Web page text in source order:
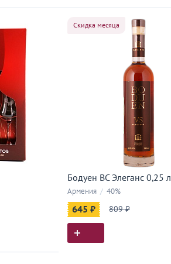
Скидка месяца
Бодуен ВС Элеганс 0,25 л
Армения / 40%
645 ₽ 809 ₽